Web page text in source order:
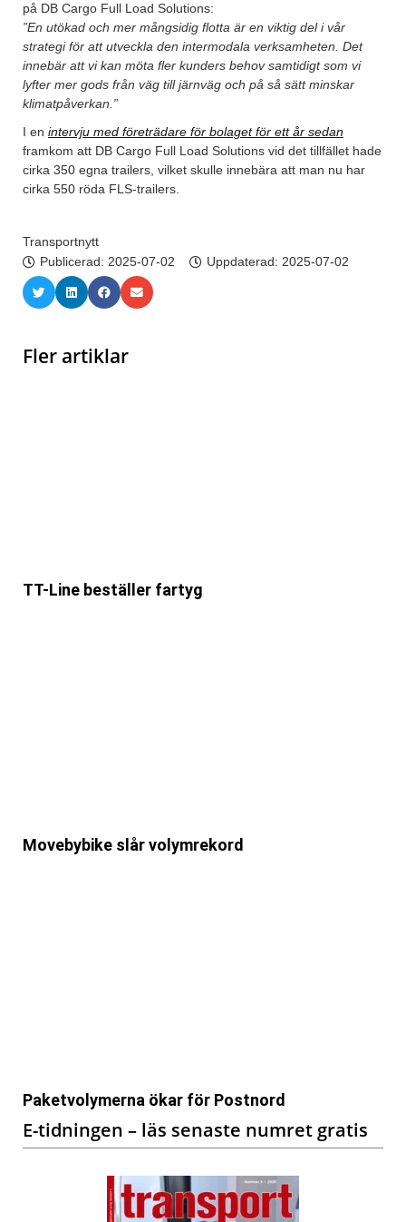
på DB Cargo Full Load Solutions:
”En utökad och mer mångsidig flotta är en viktig del i vår
strategi för att utveckla den intermodala verksamheten. Det
innebär att vi kan möta fler kunders behov samtidigt som vi
lyfter mer gods från väg till järnväg och på så sätt minskar
klimatpåverkan.”
I en intervju med företrädare för bolaget för ett år sedan
framkom att DB Cargo Full Load Solutions vid det tillfället hade
cirka 350 egna trailers, vilket skulle innebära att man nu har
cirka 550 röda FLS-trailers.
Transportnytt
Publicerad: 2025-07-02 Uppdaterad: 2025-07-02
Fler artiklar
TT-Line beställer fartyg
Movebybike slår volymrekord
Paketvolymerna ökar för Postnord
E-tidningen – läs senaste numret gratis